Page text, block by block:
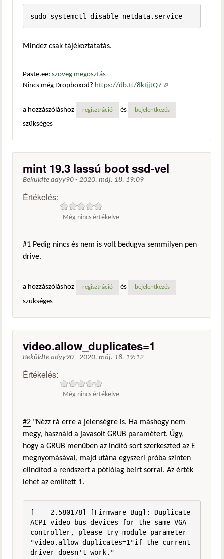
sudo systemctl disable netdata.service
Mindez csak tájékoztatatás.
Paste.ee: szöveg megosztás
Nincs még Dropboxod? https://db.tt/8kIjjJQ7 (külső
a hozzászóláshoz
regisztráció és bejelentkezés
szükséges
mint 19.3 lassú boot ssd-vel
Beküldte adyy90 - 2020. máj. 18. 19:09
Értékelés:
Még nincs értékelve
#1 Pedig nincs és nem is volt bedugva semmilyen pen
drive.
a hozzászóláshoz regisztráció és bejelentkezés
szükséges
video.allow_duplicates=1
Beküldte adyy90 - 2020. máj. 18. 19:12
Értékelés:
Még nincs értékelve
#2 "Nézz rá erre a jelenségre is. Ha máshogy nem
megy, használd a javasolt GRUB paramétert. Úgy,
hogy a GRUB menüben az indító sort szerkeszted az E
megnyomásával, majd utána egyszeri próba szinten
elindítod a rendszert a pótlólag beírt sorral. Az érték
lehet az említett 1.
[    2.580178] [Firmware Bug]: Duplicate
ACPI video bus devices for the same VGA
controller, please try module parameter
"video.allow_duplicates=1"if the current
driver doesn't work."